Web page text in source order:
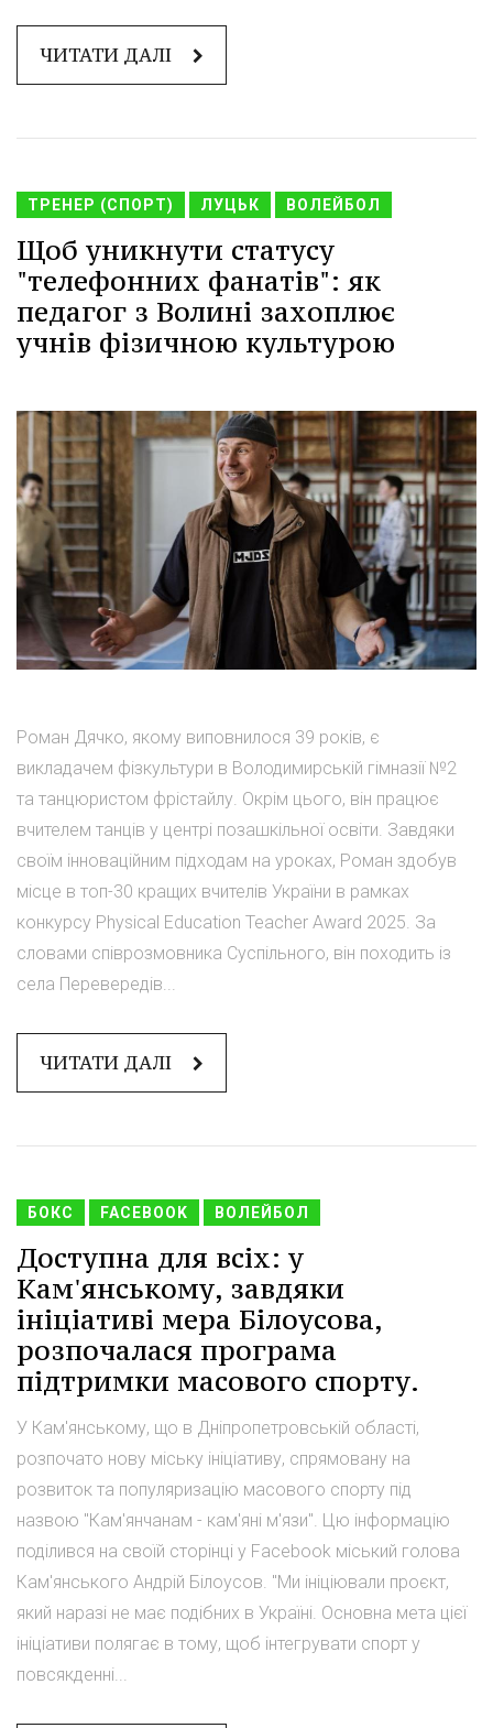
ЧИТАТИ ДАЛІ
ТРЕНЕР (СПОРТ) ЛУЦЬК ВОЛЕЙБОЛ
Щоб уникнути статусу
"телефонних фанатів": як
педагог з Волині захоплює
учнів фізичною культурою
Роман Дячко, якому виповнилося 39 років, є
викладачем фізкультури в Володимирській гімназії №2
та танцюристом фрістайлу. Окрім цього, він працює
вчителем танців у центрі позашкільної освіти. Завдяки
своїм інноваційним підходам на уроках, Роман здобув
місце в топ-30 кращих вчителів України в рамках
конкурсу Physical Education Teacher Award 2025. За
словами співрозмовника Суспільного, він походить із
села Перевередів...
ЧИТАТИ ДАЛІ
БОКС FACEBOOK ВОЛЕЙБОЛ
Доступна для всіх: у
Кам'янському, завдяки
ініціативі мера Білоусова,
розпочалася програма
підтримки масового спорту.
У Кам'янському, що в Дніпропетровській області,
розпочато нову міську ініціативу, спрямовану на
розвиток та популяризацію масового спорту під
назвою "Кам'янчанам - кам'яні м'язи". Цю інформацію
поділився на своїй сторінці у Facebook міський голова
Кам'янського Андрій Білоусов. "Ми ініціювали проєкт,
який наразі не має подібних в Україні. Основна мета цієї
ініціативи полягає в тому, щоб інтегрувати спорт у
повсякденні...